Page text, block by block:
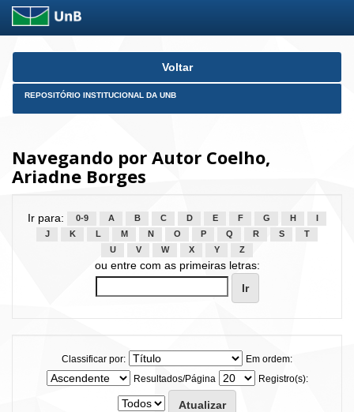
Skip
Voltar
REPOSITÓRIO INSTITUCIONAL DA UNB
Navegando por Autor Coelho,
Ariadne Borges
Ir para: 0-9 A B C D E F G H
J
K L M N O P Q R S
T
U
V W X Y Z
ou entre com as primeiras letras:
Classificar por:
Em ordem:
Resultados/Página
Registro(s):